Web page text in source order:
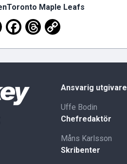
Toronto Maple Leafs
Ansvarig utgivare
Uffe Bodin
Chefredaktör
Måns Karlsson
Skribenter